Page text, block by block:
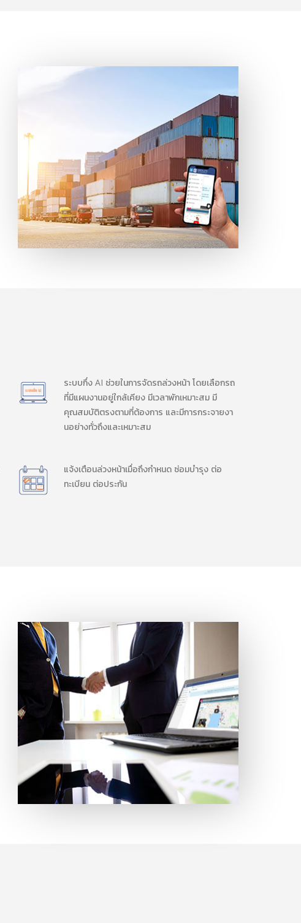
ระบบกึ่ง AI ช่วยในการจัดรถล่วงหน้า โดยเลือกรถ
ที่มีแผนงานอยู่ใกล้เคียง มีเวลาพักเหมาะสม มี
คุณสมบัติตรงตามที่ต้องการ และมีการกระจายงา
นอย่างทั่วถึงและเหมาะสม
แจ้งเตือนล่วงหน้าเมื่อถึงกำหนด ซ่อมบำรุง ต่อ
ทะเบียน ต่อประกัน